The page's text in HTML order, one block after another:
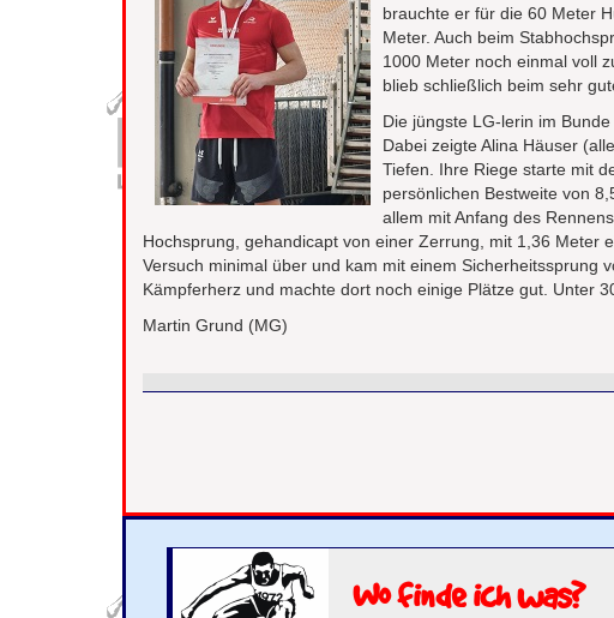
brauchte er für die 60 Meter
Meter. Auch beim
1000 Meter noch einmal voll
blieb schließlich beim sehr
Die jüngste LG-lerin im
Dabei zeigte Alina Häuser
Tiefen. Ihre Riege starte mit
persönlichen Bestweite von
allem mit Anfang des
Hochsprung, gehandicapt von einer Zerrung, mit 1,36 Meter
Versuch minimal über und kam mit einem Sicherheitssprung
Kämpferherz und machte dort noch einige Plätze gut. Unter
Martin Grund (MG)
Wo finde ich was?